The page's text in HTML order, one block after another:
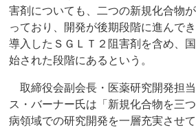
害剤についても、二つの新規化合物
っており、開発が後期段階に進んで
導入したＳＧＬＴ２阻害剤を含め、
始された段階にあるという。
取締役会副会長・医薬研究開発担
ス・バーナー氏は「新規化合物を三
病領域での研究開発を一層充実させ